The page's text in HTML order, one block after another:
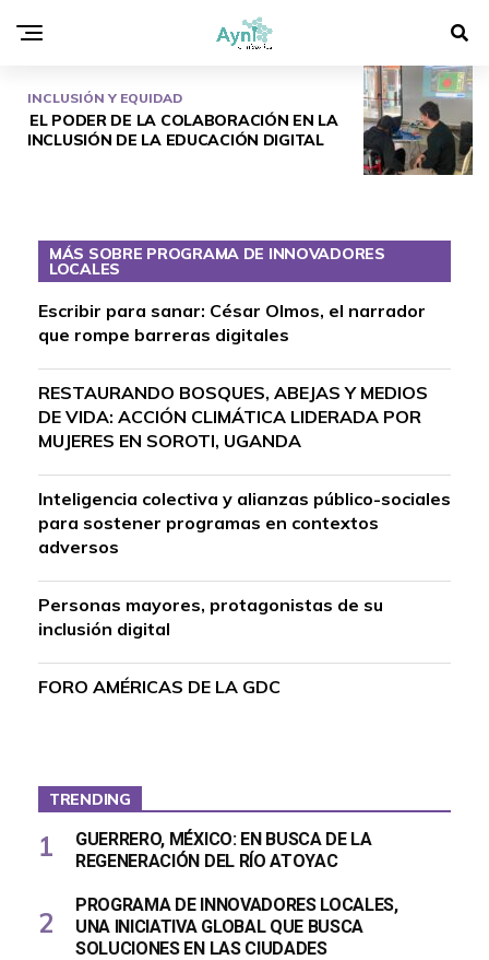
INCLUSIÓN Y EQUIDAD
EL PODER DE LA COLABORACIÓN EN LA
INCLUSIÓN DE LA EDUCACIÓN DIGITAL
MÁS SOBRE PROGRAMA DE INNOVADORES
LOCALES
Escribir para sanar: César Olmos, el narrador
que rompe barreras digitales
RESTAURANDO BOSQUES, ABEJAS Y MEDIOS
DE VIDA: ACCIÓN CLIMÁTICA LIDERADA POR
MUJERES EN SOROTI, UGANDA
Inteligencia colectiva y alianzas público-sociales
para sostener programas en contextos
adversos
Personas mayores, protagonistas de su
inclusión digital
FORO AMÉRICAS DE LA GDC
TRENDING
GUERRERO, MÉXICO: EN BUSCA DE LA
REGENERACIÓN DEL RÍO ATOYAC
PROGRAMA DE INNOVADORES LOCALES,
UNA INICIATIVA GLOBAL QUE BUSCA
SOLUCIONES EN LAS CIUDADES